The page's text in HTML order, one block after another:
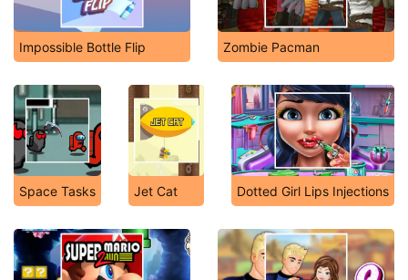
Impossible Bottle Flip Zombie Pacman
Space Tasks Jet Cat Dotted Girl Lips Injections